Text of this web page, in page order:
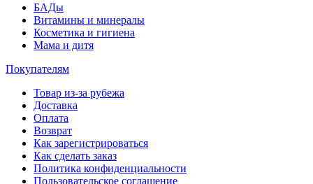
БАДы
Витамины и минералы
Косметика и гигиена
Мама и дитя
Покупателям
Товар из-за рубежа
Доставка
Оплата
Возврат
Как зарегистрироваться
Как сделать заказ
Политика конфиденциальности
Пользовательское соглашение